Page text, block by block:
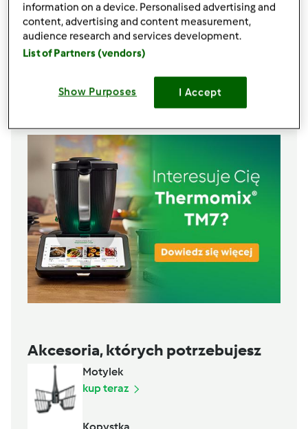
1/4szklanki mąki pszennej
1/4SZKLANKI MAKI ZIEMIACZANEJ
0,5łyżeczkiproszku do pieczenia
2łyżkioleju
Lista zakupów
Akcesoria, których potrzebujesz
Motylek
kup teraz
information on a device. Personalised advertising and
content, advertising and content measurement,
audience research and services development.
List of Partners (vendors)
Show Purposes I Accept